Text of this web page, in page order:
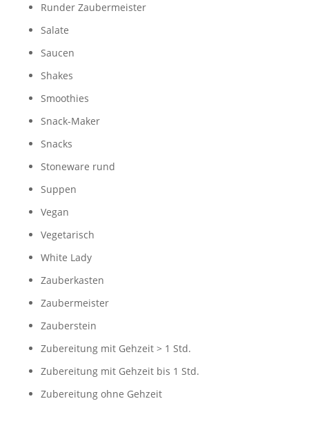
Runder Zaubermeister
Salate
Saucen
Shakes
Smoothies
Snack-Maker
Snacks
Stoneware rund
Suppen
Vegan
Vegetarisch
White Lady
Zauberkasten
Zaubermeister
Zauberstein
Zubereitung mit Gehzeit > 1 Std.
Zubereitung mit Gehzeit bis 1 Std.
Zubereitung ohne Gehzeit